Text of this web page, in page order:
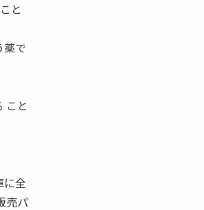
と
薬で
こと
に全
売パ